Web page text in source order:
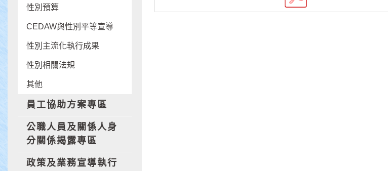
性別預算
CEDAW與性別平等宣導
性別主流化執行成果
性別相關法規
其他
員工協助方案專區
公職人員及關係人身
分關係揭露專區
政策及業務宣導執行